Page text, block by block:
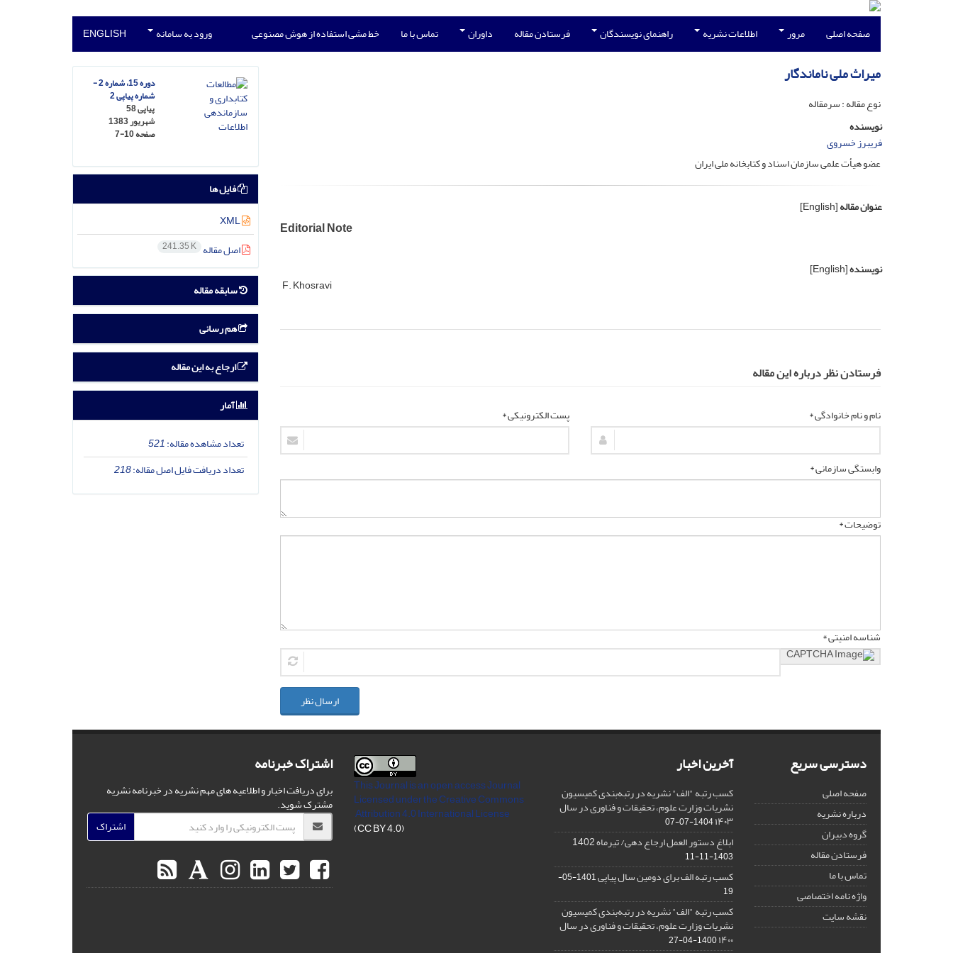
صفحه اصلی مرور اطلاعات نشریه راهنمای نویسندگان فرستادن مقاله داوران تماس با ما خط مشی استفاده از هوش مصنوعی ورود به سامانه ENGLISH
میراث ملی ناماندگار
نوع مقاله : سرمقاله
نویسنده
فریبرز خسروی
عضو هیأت علمی سازمان اسناد و کتابخانه ملی ایران
عنوان مقاله[English]
Editorial Note
نویسنده[English]
F. Khosravi
فرستادن نظر درباره این مقاله
نام و نام خانوادگی * پست الکترونیکی *
وابستگی سازمانی *
توضیحات *
شناسه امنیتی *
ارسال نظر
دوره 15، شماره 2 -
شماره پیاپی 2
پیاپی 58
شهریور 1383
صفحه7-10
فایل ها
XML
اصل مقاله 241.35 K
سابقه مقاله
هم رسانی
ارجاع به این مقاله
آمار
تعداد مشاهده مقاله:521
تعداد دریافت فایل اصل مقاله:218
دسترسی سریع
صفحه اصلی
درباره نشریه
گروه دبیران
فرستادن مقاله
تماس با ما
واژه نامه اختصاصی
نقشه سایت
آخرین اخبار
کسب رتبه "الف" نشریه در رتبه‌بندی کمیسیون
نشریات وزارت علوم، تحقیقات و فناوری در سال
۱۴۰۳1404-07-07
ابلاغ دستور العمل ارجاع دهی/ تیرماه 1402
1403-11-11
کسب رتبه الف برای دومین سال پیاپی
1401-05-
19
کسب رتبه "الف" نشریه در رتبه‌بندی کمیسیون
نشریات وزارت علوم، تحقیقات و فناوری در سال
۱۴۰۰1400-04-27
This Journal is an open access Journal
Licensedunder the Creative Commons
Attribution 4.0 International License
(CC BY 4.0)
اشتراک خبرنامه
برای دریافت اخبار و اطلاعیه های مهم نشریه در خبرنامه نشریه
مشترک شوید.
اشتراک